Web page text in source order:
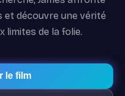
découvre une vérité
limites de la folie.
le film